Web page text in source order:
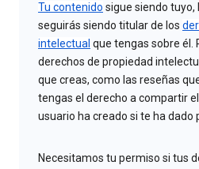
Tu contenido sigue siendo tuyo,
seguirás siendo titular de los
intelectual que tengas sobre él.
derechos de propiedad
que creas, como las reseñas
tengas el derecho a compartir
usuario ha creado si te ha dado
Necesitamos tu permiso si tus